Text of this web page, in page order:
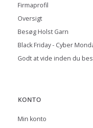
Firmaprofil
Oversigt
Besøg Holst Garn
Black Friday - Cyber
Godt at vide inden du
KONTO
Min konto